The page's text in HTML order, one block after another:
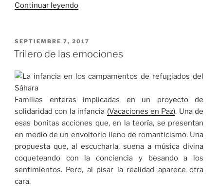
Continuar leyendo«Navegar
incertidumbre»
PUBLICADO
EL
SEPTIEMBRE 7, 2017
Trilero de las emociones
Familias enteras implicadas en un proyecto de
solidaridad con la infancia (Vacaciones en Paz). Una de
esas bonitas acciones que, en la teoría, se presentan
en medio de un envoltorio lleno de romanticismo. Una
propuesta que, al escucharla, suena a música divina
coqueteando con la conciencia y besando a los
sentimientos. Pero, al pisar la realidad aparece otra
cara.